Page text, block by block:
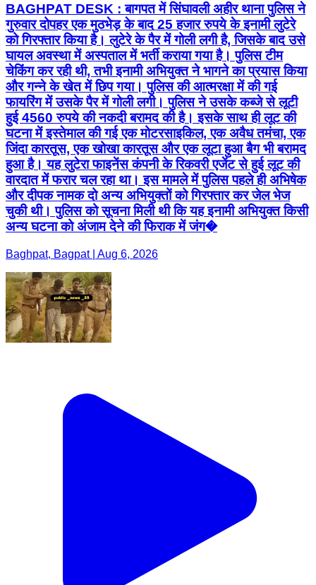
BAGHPAT DESK : बागपत में सिंघावली अहीर थाना पुलिस ने
गुरुवार दोपहर एक मुठभेड़ के बाद 25 हजार रुपये के इनामी लुटेरे
को गिरफ्तार किया है। लुटेरे के पैर में गोली लगी है, जिसके बाद उसे
घायल अवस्था में अस्पताल में भर्ती कराया गया है। पुलिस टीम
चेकिंग कर रही थी, तभी इनामी अभियुक्त ने भागने का प्रयास किया
और गन्ने के खेत में छिप गया। पुलिस की आत्मरक्षा में की गई
फायरिंग में उसके पैर में गोली लगी। पुलिस ने उसके कब्जे से लूटी
हुई 4560 रुपये की नकदी बरामद की है। इसके साथ ही लूट की
घटना में इस्तेमाल की गई एक मोटरसाइकिल, एक अवैध तमंचा, एक
जिंदा कारतूस, एक खोखा कारतूस और एक लूटा हुआ बैग भी बरामद
हुआ है। यह लुटेरा फाइनेंस कंपनी के रिकवरी एजेंट से हुई लूट की
वारदात में फरार चल रहा था। इस मामले में पुलिस पहले ही अभिषेक
और दीपक नामक दो अन्य अभियुक्तों को गिरफ्तार कर जेल भेज
चुकी थी। पुलिस को सूचना मिली थी कि यह इनामी अभियुक्त किसी
अन्य घटना को अंजाम देने की फिराक में जंग�
Baghpat, Bagpat | Aug 6, 2026